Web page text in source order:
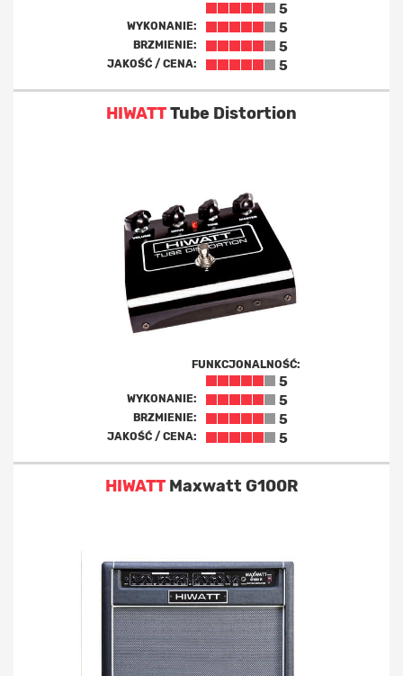
5
WYKONANIE: 5
BRZMIENIE: 5
JAKOŚĆ / CENA: 5
HIWATTTube Distortion
FUNKCJONALNOŚĆ:
5
WYKONANIE: 5
BRZMIENIE: 5
JAKOŚĆ / CENA: 5
HIWATTMaxwatt G100R